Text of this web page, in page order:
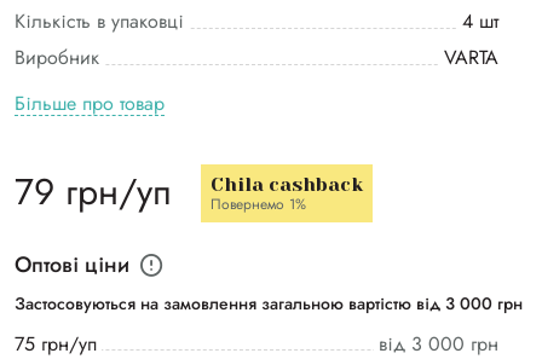
Кількість в упаковці
4 шт
Виробник
VARTA
Більше про товар
79 грн/уп Chila cashback
Повернемо 1%
Оптові ціни
Застосовуються на замовлення загальною вартістю від 3 000 грн
75 грн/уп
від 3 000 грн